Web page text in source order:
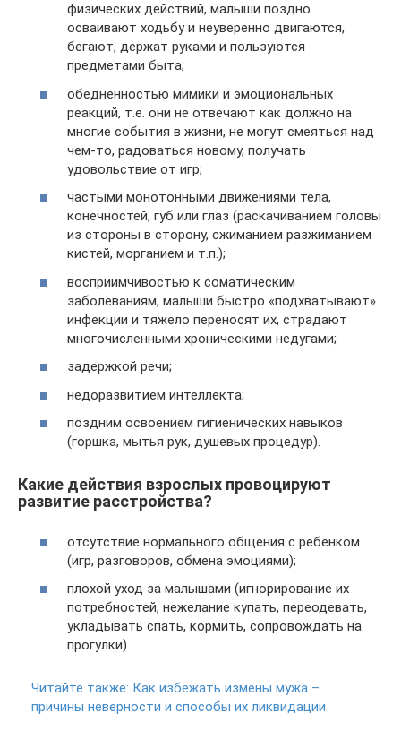
физических действий, малыши поздно
осваивают ходьбу и неуверенно двигаются,
бегают, держат руками и пользуются
предметами быта;
обедненностью мимики и эмоциональных
реакций, т.е. они не отвечают как должно на
многие события в жизни, не могут смеяться над
чем-то, радоваться новому, получать
удовольствие от игр;
частыми монотонными движениями тела,
конечностей, губ или глаз (раскачиванием головы
из стороны в сторону, сжиманием разжиманием
кистей, морганием и т.п.);
восприимчивостью к соматическим
заболеваниям, малыши быстро «подхватывают»
инфекции и тяжело переносят их, страдают
многочисленными хроническими недугами;
задержкой речи;
недоразвитием интеллекта;
поздним освоением гигиенических навыков
(горшка, мытья рук, душевых процедур).
Какие действия взрослых провоцируют
развитие расстройства?
отсутствие нормального общения с ребенком
(игр, разговоров, обмена эмоциями);
плохой уход за малышами (игнорирование их
потребностей, нежелание купать, переодевать,
укладывать спать, кормить, сопровождать на
прогулки).
Читайте также: Как избежать измены мужа –
причины неверности и способы их ликвидации